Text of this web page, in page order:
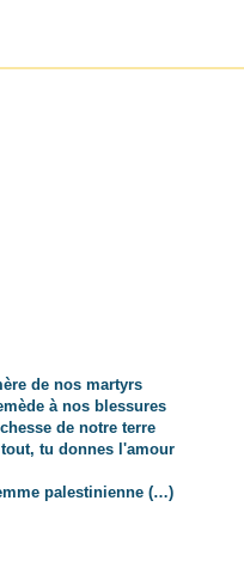
de nos martyrs
à nos blessures
de notre terre
tu donnes l'amour
palestinienne (…)